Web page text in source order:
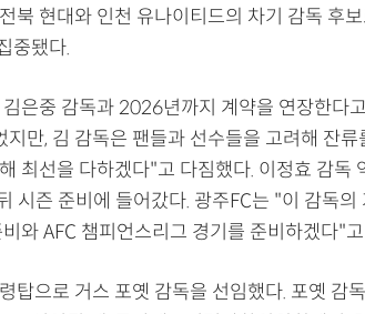
북 현대와 인천 유나이티드의 차기 감독 후
중됐다.
은중 감독과 2026년까지 계약을 연장한다
만, 김 감독은 팬들과 선수들을 고려해 잔
최선을 다하겠다"고 다짐했다. 이정효 감독
시즌 준비에 들어갔다. 광주FC는 "이 감독
와 AFC 챔피언스리그 경기를 준비하겠다"
탑으로 거스 포옛 감독을 선임했다. 포옛 감